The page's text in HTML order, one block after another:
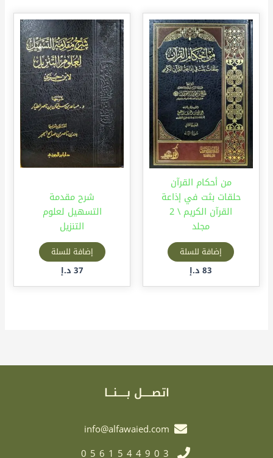
من أحكام القرآن
حلقات بثت في إذاعة
القرآن الكريم \ 2
مجلد
إضافة للسلة
83 د.إ
شرح مقدمة
التسهيل لعلوم
التنزيل
إضافة للسلة
37 د.إ
اتصـــــل بـــــنـــا
info@alfawaied.com
0561544903